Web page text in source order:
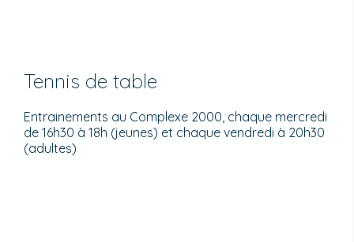
Tennis de table
Entrainements au Complexe 2000, chaque mercredi
de 16h30 à 18h (jeunes) et chaque vendredi à 20h30
(adultes)